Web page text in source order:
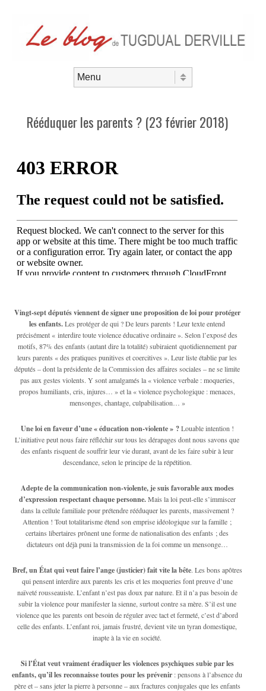
Rééduquer les parents ? (23 février 2018)
Vingt-sept députés viennent de signer une proposition de loi pour protéger
les enfants.Les protéger de qui ? De leurs parents ! Leur texte entend
précisément « interdire toute violence éducative ordinaire ». Selon l’exposé des
motifs, 87% des enfants (autant dire la totalité) subiraient quotidiennement par
leurs parents « des pratiques punitives et coercitives ». Leur liste établie par les
députés – dont la présidente de la Commission des affaires sociales – ne se limite
pas aux gestes violents. Y sont amalgamés la « violence verbale : moqueries,
propos humiliants, cris, injures… » et la « violence psychologique : menaces,
mensonges, chantage, culpabilisation… »
Une loi en faveur d’une « éducation non-violente » ?Louable intention !
L’initiative peut nous faire réfléchir sur tous les dérapages dont nous savons que
des enfants risquent de souffrir leur vie durant, avant de les faire subir à leur
descendance, selon le principe de la répétition.
Adepte de la communication non-violente, je suis favorable aux modes
d’expression respectant chaque personne.Mais la loi peut-elle s’immiscer
dans la cellule familiale pour prétendre rééduquer les parents, massivement ?
Attention ! Tout totalitarisme étend son emprise idéologique sur la famille ;
certains libertaires prônent une forme de nationalisation des enfants ; des
dictateurs ont déjà puni la transmission de la foi comme un mensonge…
Bref, un État qui veut faire l’ange (justicier) fait vite la bête. Les bons apôtres
qui pensent interdire aux parents les cris et les moqueries font preuve d’une
naïveté rousseauiste. L’enfant n’est pas doux par nature. Et il n’a pas besoin de
subir la violence pour manifester la sienne, surtout contre sa mère. S’il est une
violence que les parents ont besoin de réguler avec tact et fermeté, c’est d’abord
celle des enfants. L’enfant roi, jamais frustré, devient vite un tyran domestique,
inapte à la vie en société.
Si l’État veut vraiment éradiquer les violences psychiques subie par les
enfants, qu’il les reconnaisse toutes pour les prévenir : pensons à l’absence du
père et – sans jeter la pierre à personne – aux fractures conjugales que les enfants